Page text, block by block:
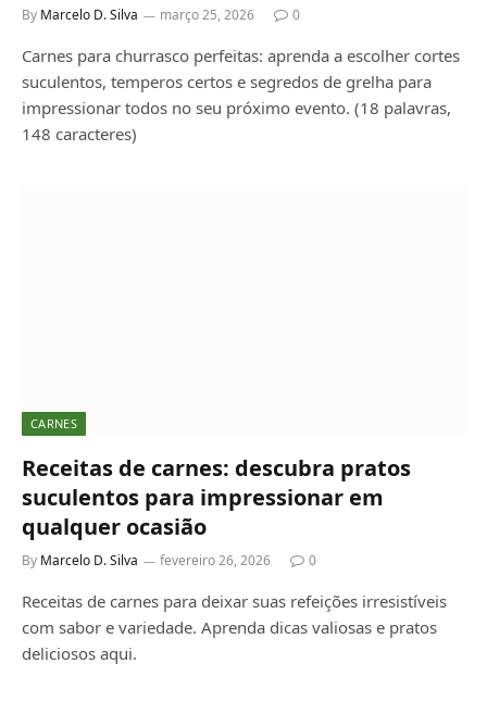
By Marcelo D. Silva março 25, 2026 0
Carnes para churrasco perfeitas: aprenda a escolher cortes
suculentos, temperos certos e segredos de grelha para
impressionar todos no seu próximo evento. (18 palavras,
148 caracteres)
CARNES
Receitas de carnes: descubra pratos
suculentos para impressionar em
qualquer ocasião
By Marcelo D. Silva fevereiro 26, 2026 0
Receitas de carnes para deixar suas refeições irresistíveis
com sabor e variedade. Aprenda dicas valiosas e pratos
deliciosos aqui.